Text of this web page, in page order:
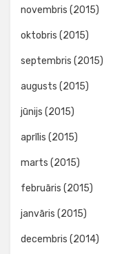
novembris (2015)
oktobris (2015)
septembris (2015)
augusts (2015)
jūnijs (2015)
aprīlis (2015)
marts (2015)
februāris (2015)
janvāris (2015)
decembris (2014)